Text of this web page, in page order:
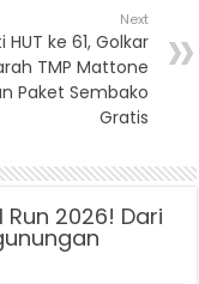
Next
HUT ke 61, Golkar
TMP Mattone
Paket Sembako
Gratis
Run 2026! Dari